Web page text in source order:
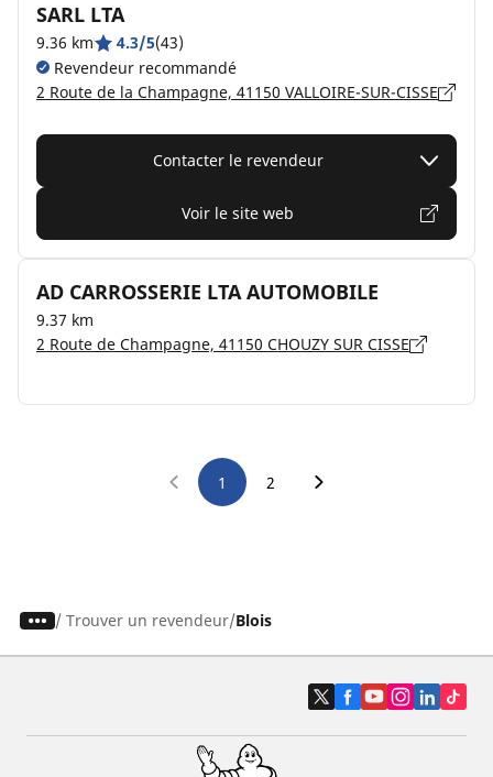
SARL LTA
9.36 km 4.3/5(43)
Revendeur recommandé
2 Route de la Champagne, 41150 VALLOIRE-SUR-CISSE
Contacter le revendeur
Voir le site web
AD CARROSSERIE LTA AUTOMOBILE
9.37 km
2 Route de Champagne, 41150 CHOUZY SUR CISSE
1 2
/ Trouver un revendeur Blois